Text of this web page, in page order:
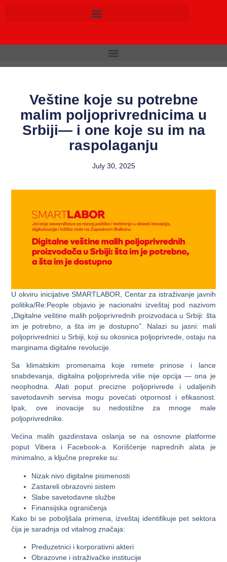
Veštine koje su potrebne
malim poljoprivrednicima u
Srbiji— i one koje su im na
raspolaganju
July 30, 2025
U okviru inicijative SMARTLABOR, Centar za istraživanje javnih
politika/Re:People objavio je nacionalni izveštaj pod nazivom
„Digitalne veštine malih poljoprivrednih proizvodaca u Srbiji: šta
im je potrebno, a šta im je dostupno”. Nalazi su jasni: mali
poljoprivrednici u Srbiji, koji su okosnica poljoprivrede, ostaju na
marginama digitalne revolucije.
Sa klimatskim promenama koje remete prinose i lance
snabdevanja, digitalna poljoprivreda više nije opcija — ona je
neophodna. Alati poput precizne poljoprivrede i udaljenih
savetodavnih servisa mogu povećati otpornost i efikasnost.
Ipak, ove inovacije su nedostižne za mnoge male
poljoprivrednike.
Većina malih gazdinstava oslanja se na osnovne platforme
poput Vibera i Facebook-a. Korišćenje naprednih alata je
minimalno, a ključne prepreke su:
Nizak nivo digitalne pismenosti
Zastareli obrazovni sistem
Slabe savetodavne službe
Finansijska ograničenja
Kako bi se poboljšala primena, izveštaj identifikuje pet sektora
čija je saradnja od vitalnog značaja:
Preduzetnici i korporativni akteri
Obrazovne i istraživačke institucije